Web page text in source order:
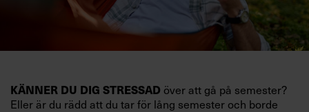
KÄNNER DU DIG STRESSAD över att gå på semester?
Eller är du rädd att du tar för lång semester och borde